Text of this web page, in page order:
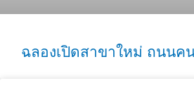
ฉลองเปิดสาขาใหม่ ถนนค